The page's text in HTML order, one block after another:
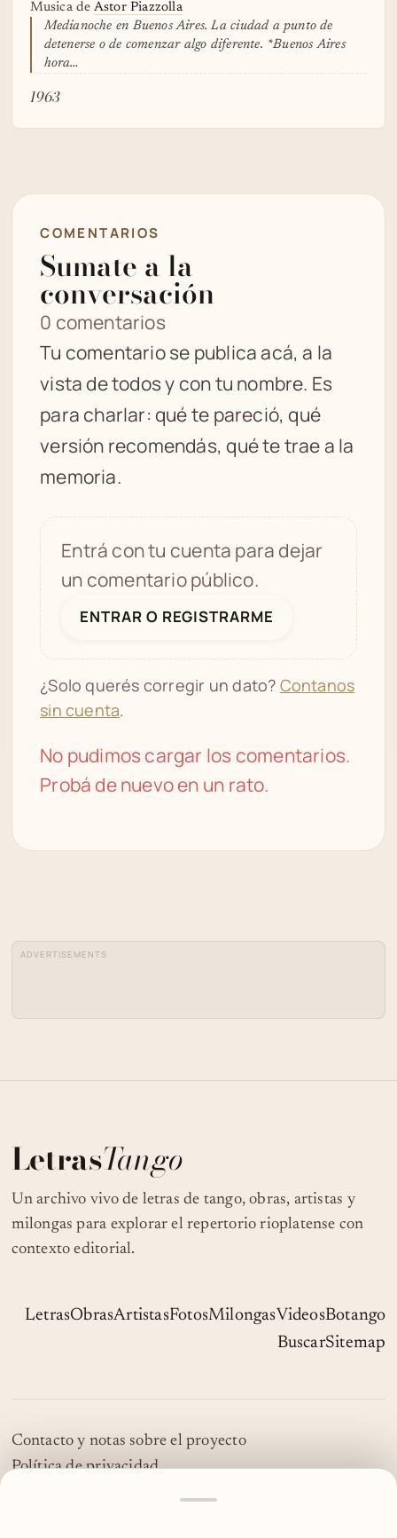
Musica de Astor Piazzolla
Medianoche en Buenos Aires. La ciudad a punto de
detenerse o de comenzar algo diferente. *Buenos Aires
hora…
1963
COMENTARIOS
Sumate a la
conversación
0 comentarios
Tu comentario se publica acá, a la
vista de todos y con tu nombre. Es
para charlar: qué te pareció, qué
versión recomendás, qué te trae a la
memoria.
Entrá con tu cuenta para dejar
un comentario público.
ENTRAR O REGISTRARME
¿Solo querés corregir un dato? Contanos
sin cuenta.
No pudimos cargar los comentarios.
Probá de nuevo en un rato.
ADVERTISEMENTS
LetrasTango
Un archivo vivo de letras de tango, obras, artistas y
milongas para explorar el repertorio rioplatense con
contexto editorial.
LetrasObrasArtistasFotosMilongasVideosBotango
BuscarSitemap
Contacto y notas sobre el proyecto
Política de privacidad